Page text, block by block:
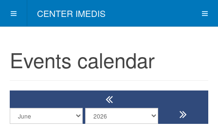
CENTER IMEDIS
Events calendar